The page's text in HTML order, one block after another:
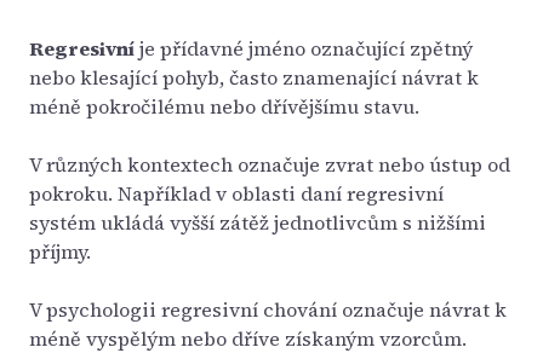
Regresivníje přídavné jméno označující zpětný
nebo klesající pohyb, často znamenající návrat k
méně pokročilému nebo dřívějšímu stavu.
V různých kontextech označuje zvrat nebo ústup od
pokroku. Například v oblasti daní regresivní
systém ukládá vyšší zátěž jednotlivcům s nižšími
příjmy.
V psychologii regresivní chování označuje návrat k
méně vyspělým nebo dříve získaným vzorcům.